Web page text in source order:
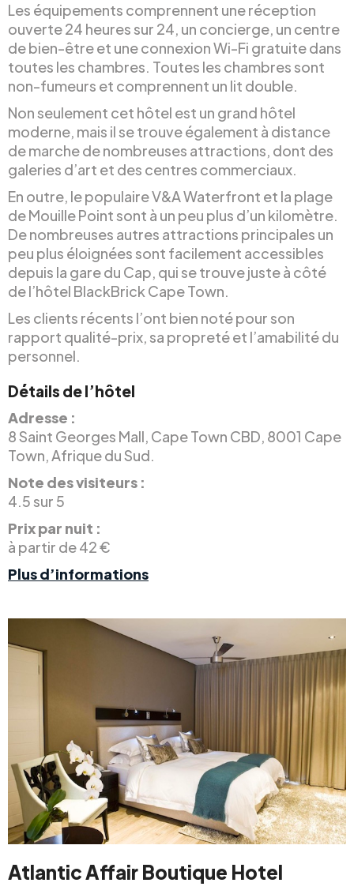
Les équipements comprennent une réception
ouverte 24 heures sur 24, un concierge, un centre
de bien-être et une connexion Wi-Fi gratuite dans
toutes les chambres. Toutes les chambres sont
non-fumeurs et comprennent un lit double.
Non seulement cet hôtel est un grand hôtel
moderne, mais il se trouve également à distance
de marche de nombreuses attractions, dont des
galeries d’art et des centres commerciaux.
En outre, le populaire V&A Waterfront et la plage
de Mouille Point sont à un peu plus d’un kilomètre.
De nombreuses autres attractions principales un
peu plus éloignées sont facilement accessibles
depuis la gare du Cap, qui se trouve juste à côté
de l’hôtel BlackBrick Cape Town.
Les clients récents l’ont bien noté pour son
rapport qualité-prix, sa propreté et l’amabilité du
personnel.
Détails de l’hôtel
Adresse :
8 Saint Georges Mall, Cape Town CBD, 8001 Cape
Town, Afrique du Sud.
Note des visiteurs :
4.5 sur 5
Prix par nuit :
à partir de 42 €
Plus d’informations
Atlantic Affair Boutique Hotel